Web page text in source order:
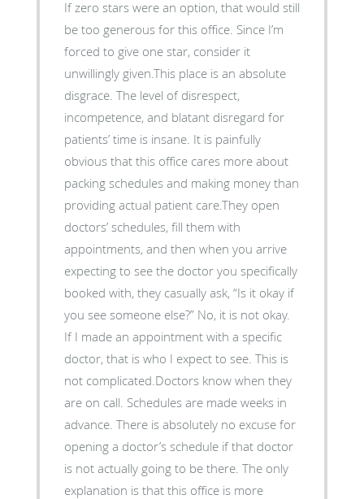
If zero stars were an option, that would still
be too generous for this office. Since I’m
forced to give one star, consider it
unwillingly given.This place is an absolute
disgrace. The level of disrespect,
incompetence, and blatant disregard for
patients’ time is insane. It is painfully
obvious that this office cares more about
packing schedules and making money than
providing actual patient care.They open
doctors’ schedules, fill them with
appointments, and then when you arrive
expecting to see the doctor you specifically
booked with, they casually ask, “Is it okay if
you see someone else?” No, it is not okay.
If I made an appointment with a specific
doctor, that is who I expect to see. This is
not complicated.Doctors know when they
are on call. Schedules are made weeks in
advance. There is absolutely no excuse for
opening a doctor’s schedule if that doctor
is not actually going to be there. The only
explanation is that this office is more